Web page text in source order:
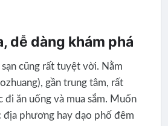
dễ dàng khám phá
cũng rất tuyệt vời. Nằm
gần trung tâm, rất
đi ăn uống và mua sắm. Muốn
địa phương hay dạo phố đêm